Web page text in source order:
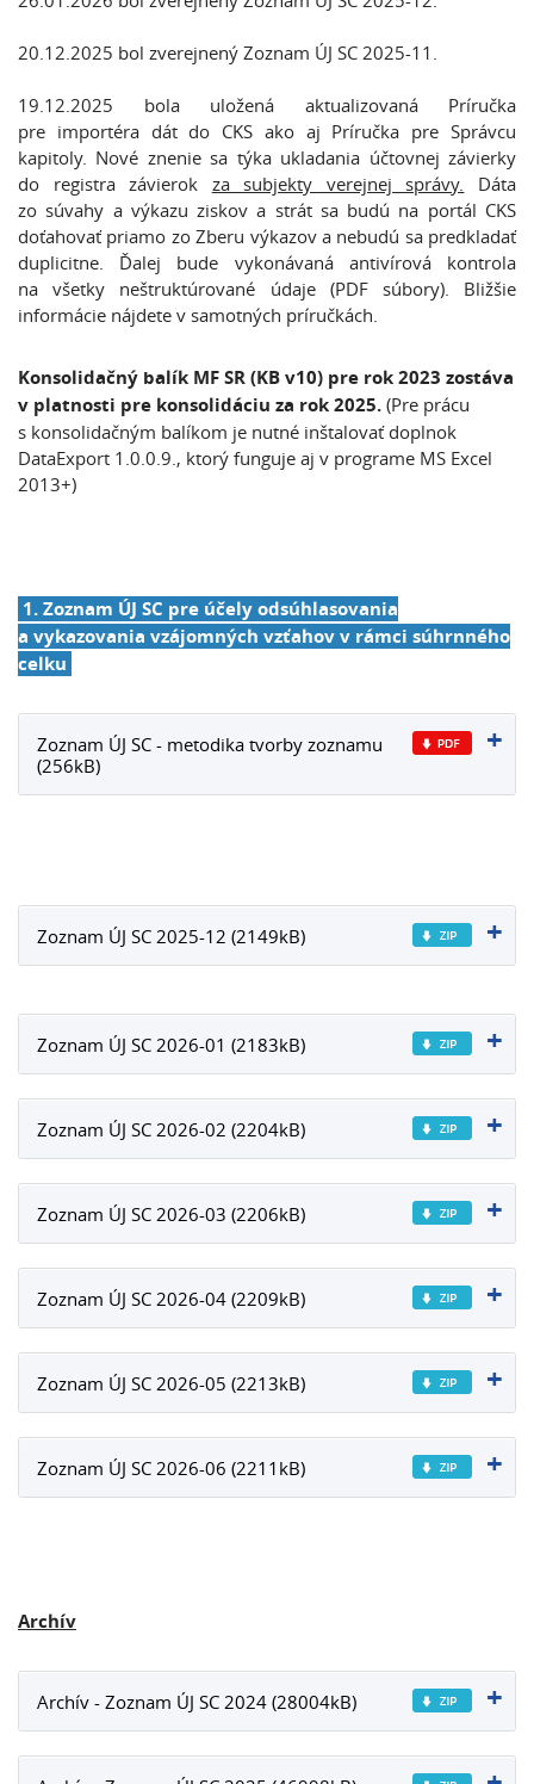
20.12.2025 bol zverejnený Zoznam ÚJ SC 2025-11.
19.12.2025 bola uložená aktualizovaná Príručka
pre importéra dát do CKS ako aj Príručka pre Správcu
kapitoly. Nové znenie sa týka ukladania účtovnej závierky
do registra závierok za subjekty verejnej správy. Dáta
zo súvahy a výkazu ziskov a strát sa budú na portál CKS
doťahovať priamo zo Zberu výkazov a nebudú sa predkladať
duplicitne. Ďalej bude vykonávaná antivírová kontrola
na všetky neštruktúrované údaje (PDF súbory). Bližšie
informácie nájdete v samotných príručkách.
Konsolidačný balík MF SR (KB v10) pre rok 2023 zostáva
v platnosti pre konsolidáciu za rok 2025. (Pre prácu
s konsolidačným balíkom je nutné inštalovať doplnok
DataExport 1.0.0.9., ktorý funguje aj v programe MS Excel
2013+)
1. Zoznam ÚJ SC pre účely odsúhlasovania
a vykazovania vzájomných vzťahov v rámci súhrnného
celku
Zoznam ÚJ SC - metodika tvorby zoznamu
(256kB)
Zoznam ÚJ SC 2025-12 (2149kB)
Zoznam ÚJ SC 2026-01 (2183kB)
Zoznam ÚJ SC 2026-02 (2204kB)
Zoznam ÚJ SC 2026-03 (2206kB)
Zoznam ÚJ SC 2026-04 (2209kB)
Zoznam ÚJ SC 2026-05 (2213kB)
Zoznam ÚJ SC 2026-06 (2211kB)
Archív
Archív - Zoznam ÚJ SC 2024 (28004kB)